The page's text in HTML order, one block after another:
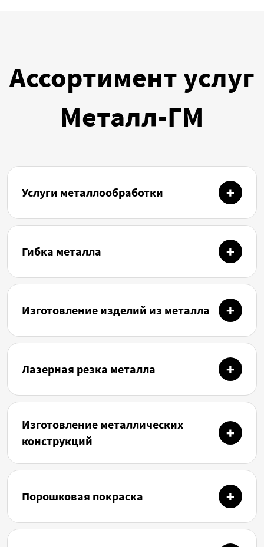
Ассортимент услуг
Металл-ГМ
Услуги металлообработки
Гибка металла
Изготовление изделий из металла
Лазерная резка металла
Изготовление металлических
конструкций
Порошковая покраска